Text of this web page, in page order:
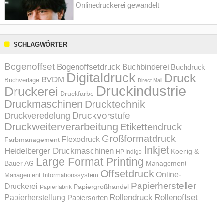
Onlinedruckerei gewandelt
SCHLAGWÖRTER
Bogenoffset Bogenoffsetdruck Buchbinderei Buchdruck
Buchverlage BVDM Digitaldruck Direct Mail Druck
Druckerei Druckfarbe Druckindustrie
Druckmaschinen Drucktechnik
Druckveredelung Druckvorstufe
Druckweiterverarbeitung Etikettendruck
Farbmanagement Flexodruck Großformatdruck
Heidelberger Druckmaschinen HP Indigo Inkjet Koenig &
Bauer AG Large Format Printing Management
Management Informations­system Offsetdruck Online-
Druckerei Papierfabrik Papiergroßhandel Papierhersteller
Papierherstellung Papiersorten Rollendruck Rollenoffset